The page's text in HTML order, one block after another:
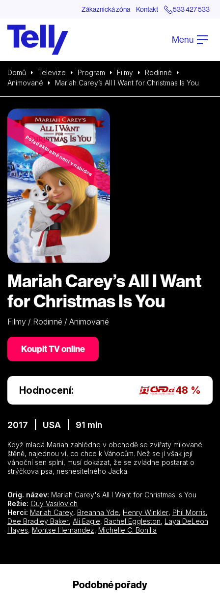
Zákaznická zóna Kontakt 533 427 533
Menu
Domů Televize Program Filmy
Rodinné
Animované
Mariah Carey’s All I Want for Christmas Is You
Pořad aktuálně není v nabídce
Mariah Carey’s All I Want
for Christmas Is You
Filmy / Rodinné / Animované
Koupit TV online
Hodnocení: 48 %
2017 | USA | 91 min
Když mladá Mariah zahlédne v obchodě se zvířaty milované
štěně, najednou ví, co chce k Vánocům. Než se jí však její
vánoční sen splní, musí dokázat, že se zvládne postarat o
strýčkova psa, nesnesitelného Jacka.
Orig. název: Mariah Carey's All I Want for Christmas Is You
Režie: Guy Vasilovich
Herci: Mariah Carey, Breanna Yde, Henry Winkler, Phil Morris,
Dee Bradley Baker, Ali Eagle, Rachel Eggleston, Laya DeLeon
Hayes, Montse Hernandez, Michelle C. Bonilla
Podobné pořady